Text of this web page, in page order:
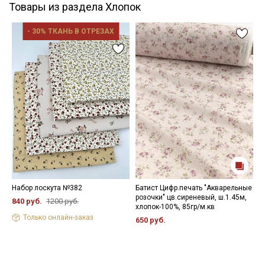
Товары из раздела Хлопок
- 30% ТКАНЬ В ОТРЕЗАХ
Набор лоскута №382
840 руб. 1200 руб.
Только онлайн-заказ
Батист Цифр.печать "Акварельные
розочки" цв.сиреневый, ш.1.45м,
хлопок-100%, 85гр/м.кв
650 руб.